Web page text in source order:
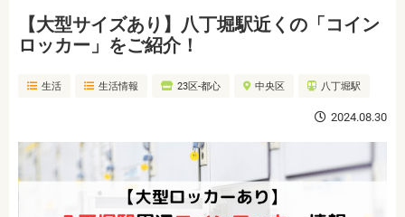
グルメ
美容・健康
歯医者・病院
【大型サイズあり】八丁堀駅近くの「コイン
ロッカー」をご紹介！
生活 生活情報 23区-都心 中央区 八丁堀駅
2024.08.30